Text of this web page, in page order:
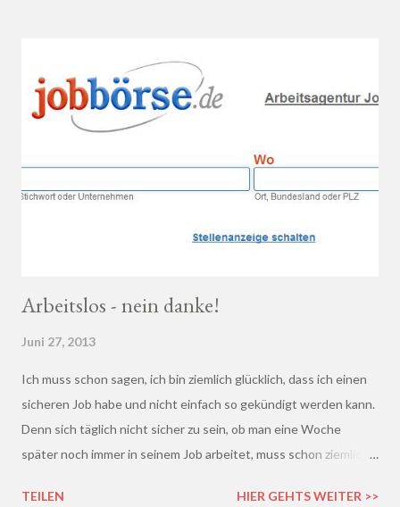
Arbeitslos - nein danke!
Juni 27, 2013
Ich muss schon sagen, ich bin ziemlich glücklich, dass ich einen
sicheren Job habe und nicht einfach so gekündigt werden kann.
Denn sich täglich nicht sicher zu sein, ob man eine Woche
später noch immer in seinem Job arbeitet, muss schon ziemlich
derzeitigen Situation kommt es ja leider gar nicht so wenig vor,
TEILEN HIER GEHTS WEITER >>